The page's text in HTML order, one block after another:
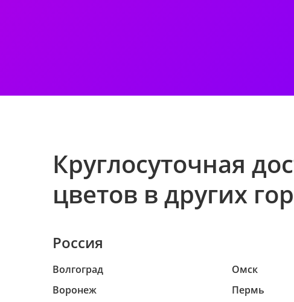
Круглосуточная
цветов в других
Россия
Волгоград
Воронеж
Омск
Пермь